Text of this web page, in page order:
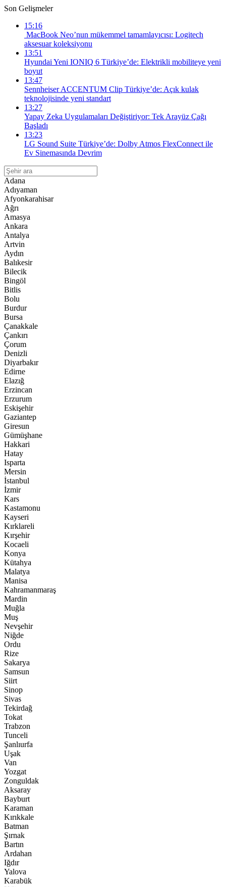
Son Gelişmeler
15:16
MacBook Neo’nun mükemmel tamamlayıcısı: Logitech
aksesuar koleksiyonu
13:51
Hyundai Yeni IONIQ 6 Türkiye’de: Elektrikli mobiliteye yeni
boyut
13:47
Sennheiser ACCENTUM Clip Türkiye’de: Açık kulak
teknolojisinde yeni standart
13:27
Yapay Zeka Uygulamaları Değiştiriyor: Tek Arayüz Çağı
Başladı
13:23
LG Sound Suite Türkiye’de: Dolby Atmos FlexConnect ile
Ev Sinemasında Devrim
Adana
Adıyaman
Afyonkarahisar
Ağrı
Amasya
Ankara
Antalya
Artvin
Aydın
Balıkesir
Bilecik
Bingöl
Bitlis
Bolu
Burdur
Bursa
Çanakkale
Çankırı
Çorum
Denizli
Diyarbakır
Edirne
Elazığ
Erzincan
Erzurum
Eskişehir
Gaziantep
Giresun
Gümüşhane
Hakkari
Hatay
Isparta
Mersin
İstanbul
İzmir
Kars
Kastamonu
Kayseri
Kırklareli
Kırşehir
Kocaeli
Konya
Kütahya
Malatya
Manisa
Kahramanmaraş
Mardin
Muğla
Muş
Nevşehir
Niğde
Ordu
Rize
Sakarya
Samsun
Siirt
Sinop
Sivas
Tekirdağ
Tokat
Trabzon
Tunceli
Şanlıurfa
Uşak
Van
Yozgat
Zonguldak
Aksaray
Bayburt
Karaman
Kırıkkale
Batman
Şırnak
Bartın
Ardahan
Iğdır
Yalova
Karabük